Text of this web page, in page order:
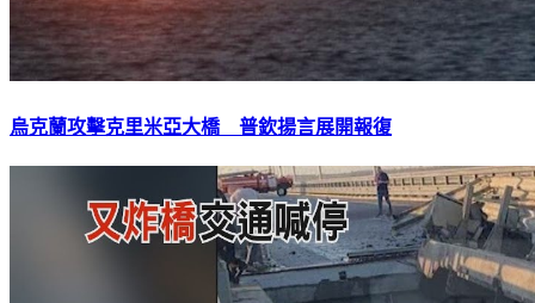
烏克蘭攻擊克里米亞大橋 普欽揚言展開報復